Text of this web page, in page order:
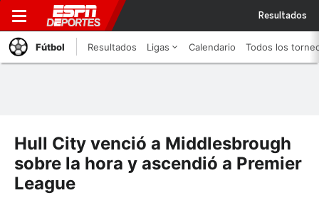
Resultados
Fútbol Resultados Ligas Calendario Todos los
Hull City venció a Middlesbrough
sobre la hora y ascendió a Premier
League